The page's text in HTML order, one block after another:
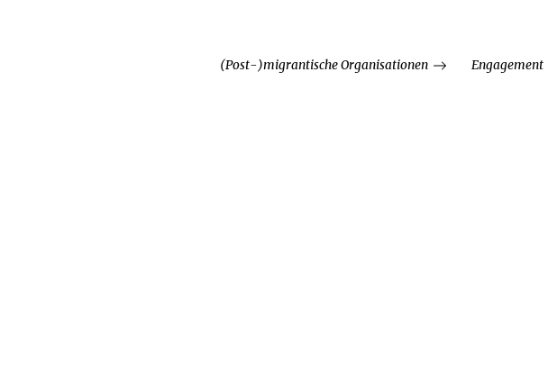
(Post-)migrantische Organisationen Engagement